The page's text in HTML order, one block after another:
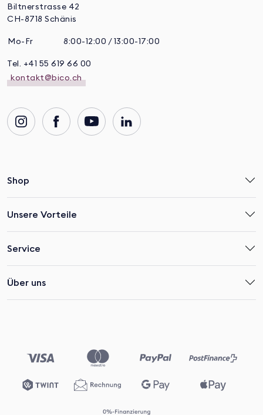
Biltnerstrasse 42
CH-8718 Schänis
Mo-Fr 8:00-12:00 / 13:00-17:00
Tel. +41 55 619 66 00
kontakt@bico.ch
Shop
Unsere Vorteile
Service
Über uns